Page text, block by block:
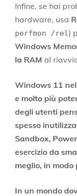
Infine, se hai
hardware, usa
perfmon /rel)
Windows
la RAM al
Windows 11
e molto più
degli utenti
spesso
Sandbox,
esercizio da
meglio, in modo
In un mondo